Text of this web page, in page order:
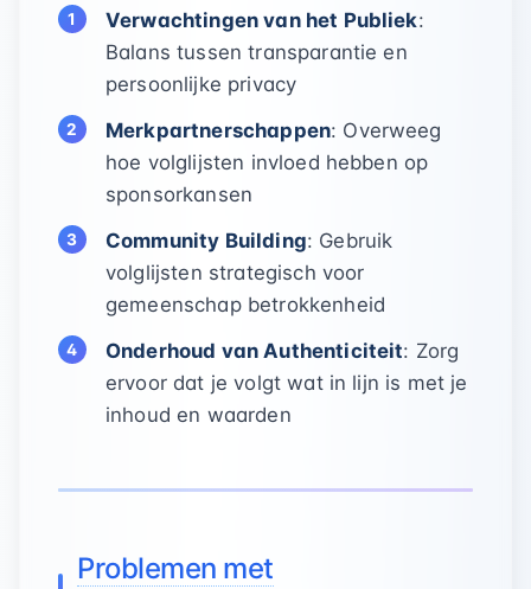
Verwachtingen van het Publiek:
Balans tussen transparantie en
persoonlijke privacy
Merkpartnerschappen: Overweeg
hoe volglijsten invloed hebben op
sponsorkansen
Community Building: Gebruik
volglijsten strategisch voor
gemeenschap betrokkenheid
Onderhoud van Authenticiteit: Zorg
ervoor dat je volgt wat in lijn is met je
inhoud en waarden
Problemen met